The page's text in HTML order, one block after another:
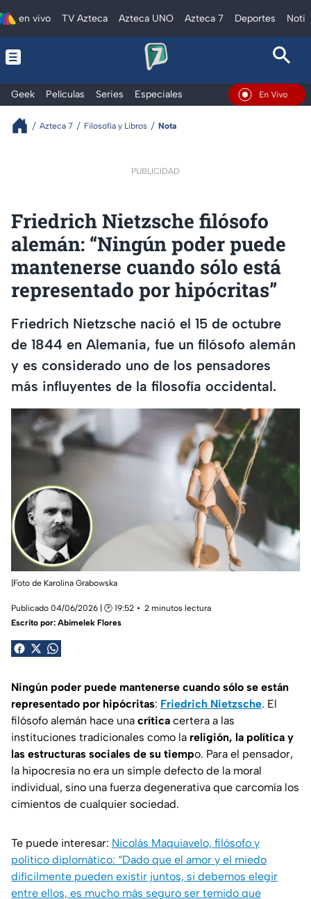
en vivo TV Azteca Azteca UNO Azteca 7 Deportes
Geek Películas Series Especiales En Vivo
Azteca 7 Filosofía y Libros Nota
PUBLICIDAD
Friedrich Nietzsche filósofo
alemán: “Ningún poder puede
mantenerse cuando sólo está
representado por hipócritas”
Friedrich Nietzsche nació el 15 de octubre
de 1844 en Alemania, fue un filósofo alemán
y es considerado uno de los pensadores
más influyentes de la filosofía occidental.
|Foto de Karolina Grabowska
Publicado 04/06/2026 | 🕑 19:52
2 minutos lectura
Escrito por: Abimelek Flores
Ningún poder puede mantenerse cuando sólo se están
representado por hipócritas: Friedrich Nietzsche. El
filósofo alemán hace una crítica certera a las
instituciones tradicionales como la religión, la política y
las estructuras sociales de su tiempo. Para el pensador,
la hipocresía no era un simple defecto de la moral
individual, sino una fuerza degenerativa que carcomía los
cimientos de cualquier sociedad.
Te puede interesar: Nicolás Maquiavelo, filósofo y
político diplomático: “Dado que el amor y el miedo
difícilmente pueden existir juntos, si debemos elegir
entre ellos, es mucho más seguro ser temido que